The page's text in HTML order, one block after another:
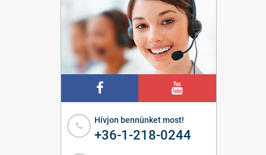
Hívjon bennünket most!
+36-1-218-0244